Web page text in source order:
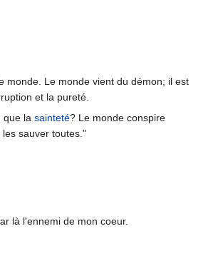
monde. Le monde vient du démon; il est
et la pureté.
que la sainteté? Le monde conspire
sauver toutes."
là l'ennemi de mon coeur.